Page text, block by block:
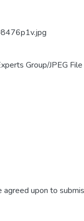
Group/JPEG
upon to